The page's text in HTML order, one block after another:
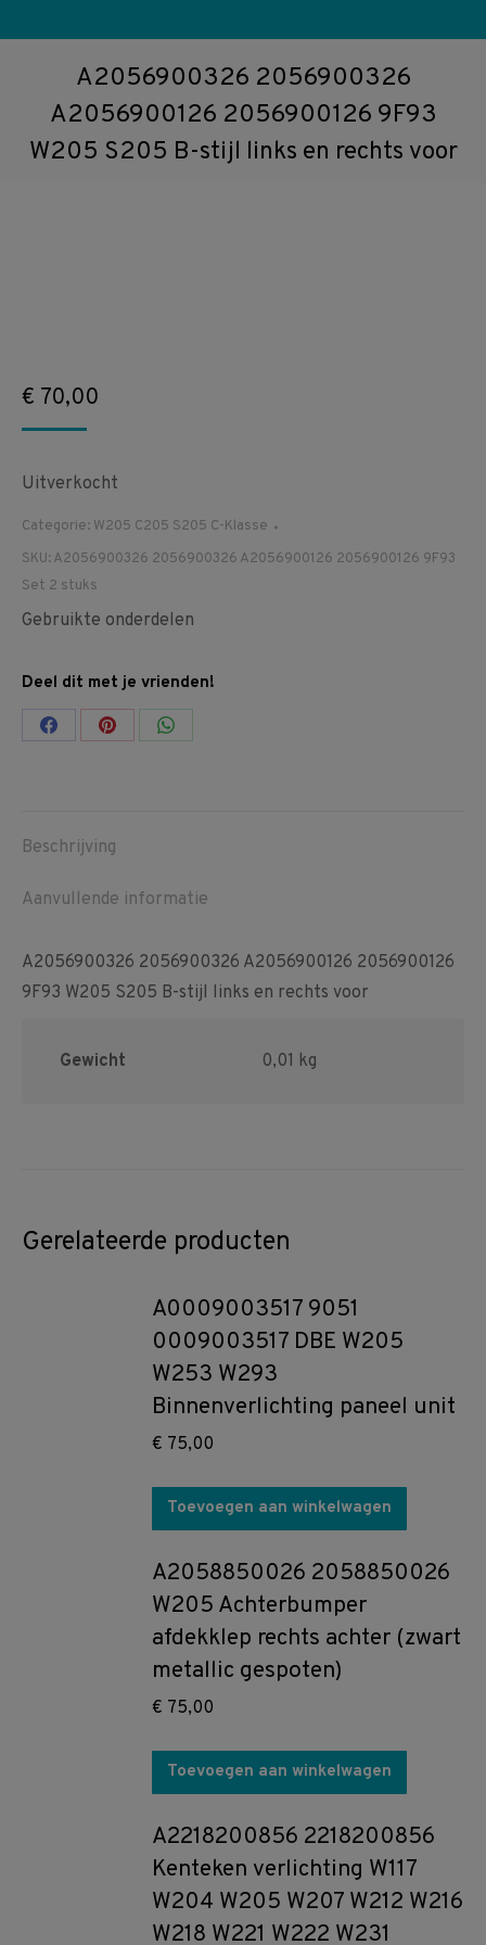
A2056900326 2056900326
A2056900126 2056900126 9F93
W205 S205 B-stijl links en rechts voor
€ 70,00
Uitverkocht
Categorie: W205 C205 S205 C-Klasse
SKU:A2056900326 2056900326 A2056900126 2056900126 9F93
Set 2 stuks
Gebruikte onderdelen
Deel dit met je vrienden!
Share Share Share
Beschrijving
Aanvullende informatie
A2056900326 2056900326 A2056900126 2056900126
9F93 W205 S205 B-stijl links en rechts voor
Gewicht 0,01 kg
Gerelateerde producten
A0009003517 9051
0009003517 DBE W205
W253 W293
Binnenverlichting paneel unit
€ 75,00
Toevoegen aan winkelwagen
A2058850026 2058850026
W205 Achterbumper
afdekklep rechts achter (zwart
metallic gespoten)
€ 75,00
Toevoegen aan winkelwagen
A2218200856 2218200856
Kenteken verlichting W117
W204 W205 W207 W212 W216
W218 W221 W222 W231